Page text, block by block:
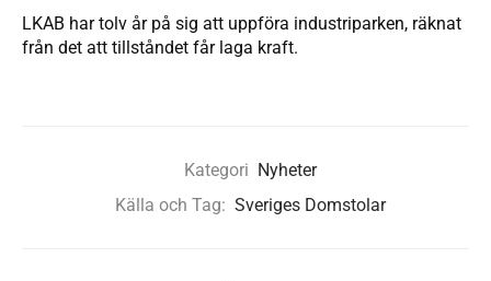
LKAB har tolv år på sig att uppföra industriparken, räknat
från det att tillståndet får laga kraft.
Kategori Nyheter
Källa och Tag: Sveriges Domstolar